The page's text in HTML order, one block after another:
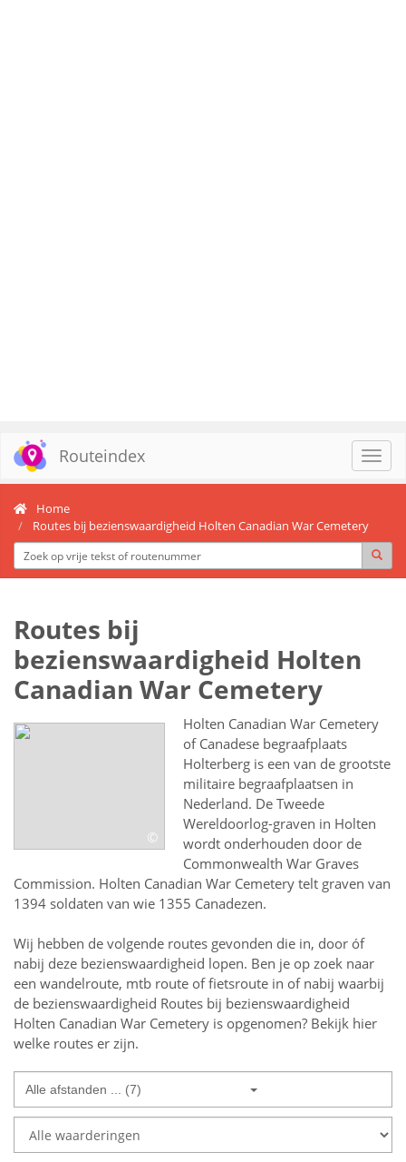
Routeindex
Home
Routes bij bezienswaardigheid Holten Canadian War Cemetery
Routes bij
bezienswaardigheid Holten
Canadian War Cemetery
©
Holten Canadian War Cemetery
of Canadese begraafplaats
Holterberg is een van de grootste
militaire begraafplaatsen in
Nederland. De Tweede
Wereldoorlog-graven in Holten
wordt onderhouden door de
Commonwealth War Graves
Commission. Holten Canadian War Cemetery telt graven van
1394 soldaten van wie 1355 Canadezen.
Wij hebben de volgende routes gevonden die in, door óf
nabij deze bezienswaardigheid lopen. Ben je op zoek naar
een wandelroute, mtb route of fietsroute in of nabij waarbij
de bezienswaardigheid Routes bij bezienswaardigheid
Holten Canadian War Cemetery is opgenomen? Bekijk hier
welke routes er zijn.
Alle afstanden ... (7)